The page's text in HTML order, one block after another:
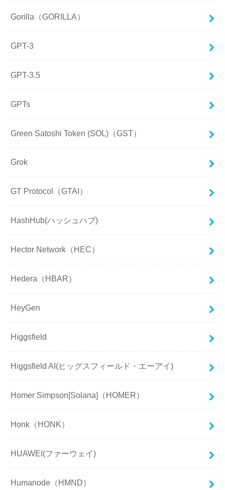
Gorilla（GORILLA）
GPT-3
GPT-3.5
GPTs
Green Satoshi Token (SOL)（GST）
Grok
GT Protocol（GTAI）
HashHub(ハッシュハブ)
Hector Network（HEC）
Hedera（HBAR）
HeyGen
Higgsfield
Higgsfield AI(ヒッグスフィールド・エーアイ)
Homer Simpson[Solana]（HOMER）
Honk（HONK）
HUAWEI(ファーウェイ)
Humanode（HMND）